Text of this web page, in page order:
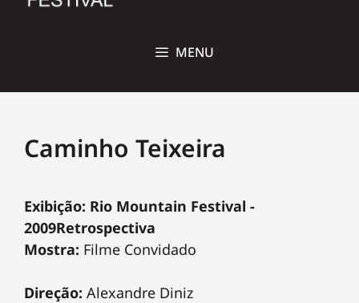
MENU
Caminho Teixeira
Exibição: Rio Mountain Festival -
2009Retrospectiva
Mostra: Filme Convidado
Direção: Alexandre Diniz